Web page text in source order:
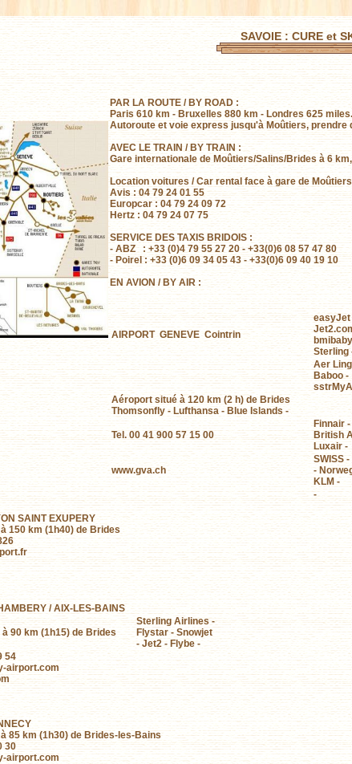
SAVOIE : CURE et
PAR LA ROUTE / BY ROAD :
Paris 610 km - Bruxelles 880 km - Londres 625 miles.
Autoroute et voie express jusqu'à Moûtiers,
AVEC LE TRAIN / BY TRAIN :
Gare internationale de Moûtiers/Salins/Brides à 6
Location voitures / Car rental face à gare de Moûtiers
Avis : 04 79 24 01 55
Europcar : 04 79 24 09 72
Hertz : 04 79 24 07 75
SERVICE DES TAXIS BRIDOIS :
- ABZ : +33 (0)4 79 55 27 20 - +33(0)6 08 57 47 80
- Poirel : +33 (0)6 09 34 05 43 - +33(0)6 09 40 19 10
EN AVION / BY AIR :
AIRPORT GENEVE Cointrin
easyJet
Sterling
Aer
Baboo -
Aéroport situé à 120 km (2 h) de Brides
Thomsonfly - Lufthansa - Blue Islands -
Tel. 00 41 900 57 15 00
Finnair
British
Luxair -
www.gva.ch
SWISS
-
KLM -
-
SAINT EXUPERY
150 km (1h40) de Brides
/ AIX-LES-BAINS
90 km (1h15) de Brides
Sterling Airlines -
Flystar - Snowjet
- Jet2 - Flybe -
54
airport.com
85 km (1h30) de Brides-les-Bains
30
airport.com